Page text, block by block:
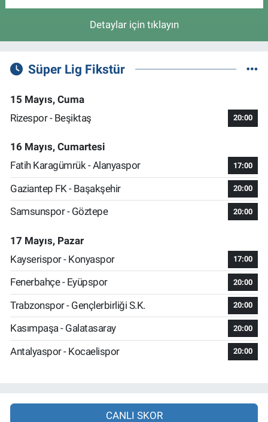
Detaylar için tıklayın
Süper Lig Fikstür
15 Mayıs, Cuma
Rizespor - Beşiktaş
20:00
16 Mayıs, Cumartesi
Fatih Karagümrük - Alanyaspor
17:00
Gaziantep FK - Başakşehir 20:00
Samsunspor - Göztepe 20:00
17 Mayıs, Pazar
Kayserispor - Konyaspor
17:00
Fenerbahçe - Eyüpspor 20:00
Trabzonspor - Gençlerbirliği S.K. 20:00
Kasımpaşa - Galatasaray 20:00
Antalyaspor - Kocaelispor 20:00
CANLI SKOR